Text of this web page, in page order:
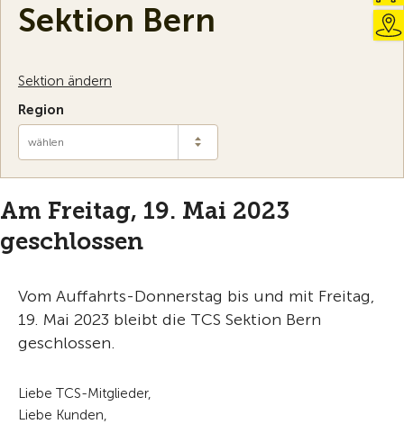
Sektion Bern
Sektion ändern
Region
wählen
Am Freitag, 19. Mai 2023
geschlossen
Vom Auffahrts-Donnerstag bis und mit Freitag,
19. Mai 2023 bleibt die TCS Sektion Bern
geschlossen.
Liebe TCS-Mitglieder,
Liebe Kunden,